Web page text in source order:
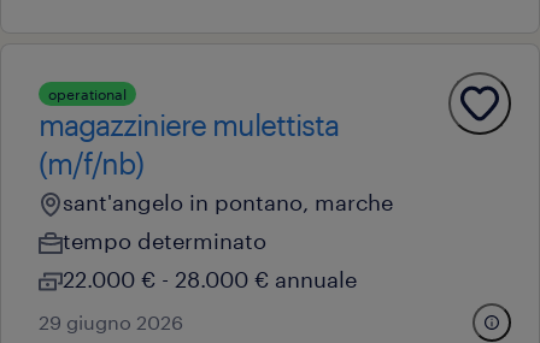
operational
magazziniere mulettista
(m/f/nb)
sant'angelo in pontano, marche
tempo determinato
22.000 € - 28.000 € annuale
29 giugno 2026